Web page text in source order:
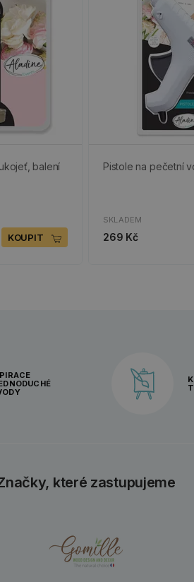
balení
KOUPIT
Pistole na pečetní
SKLADEM
269 Kč
které zastupujeme